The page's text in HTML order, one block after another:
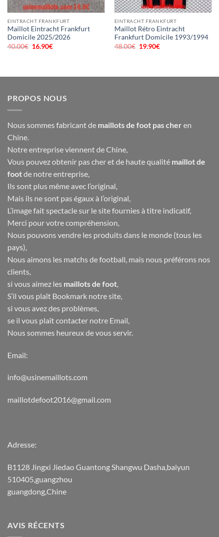
EINTRACHT FRANKFURT
Maillot Eintracht Frankfurt
Domicile 2025/2026
40.00€ Le
16.90€Le
EINTRACHT FRANKFURT
Maillot Rétro Eintracht
Frankfurt Domicile 1993/1994
48.00€ Le
19.90€Le
PROPOS NOUS
Nous sommes fabricant de maillots de foot pas cher en
Chine.
Notre entreprise viennent de Chine,
Vous pouvez obtenir pas cher et de haute qualité maillot de
footde notre entreprise,
Ils sont plus même avec l’original,
Mais ils ne sont pas égaux à l’original,
L’image fait spectacle sur le site fournies à titre indicatif,
Merci pour votre compréhension,
Nous pouvons vendre les produits dans le monde (tous les
pays),
Nous aimons les matchs de football, mais nous préférons nos
clients,
si vous aimez les maillots de foot,
S’il vous plaît Bookmark notre site,
si vous avez des problèmes,
se il vous plaît contacter notre Email,
Nous sommes heureux de vous servir.
Email:
info@usinemaillots.com
maillotdefoot2016@gmail.com
Adresse:
B1128 Jingxi Jiedao Guantong Shangwu Dasha,baiyun
510405,guangzhou
guangdong,Chine
AVIS RÉCENTS